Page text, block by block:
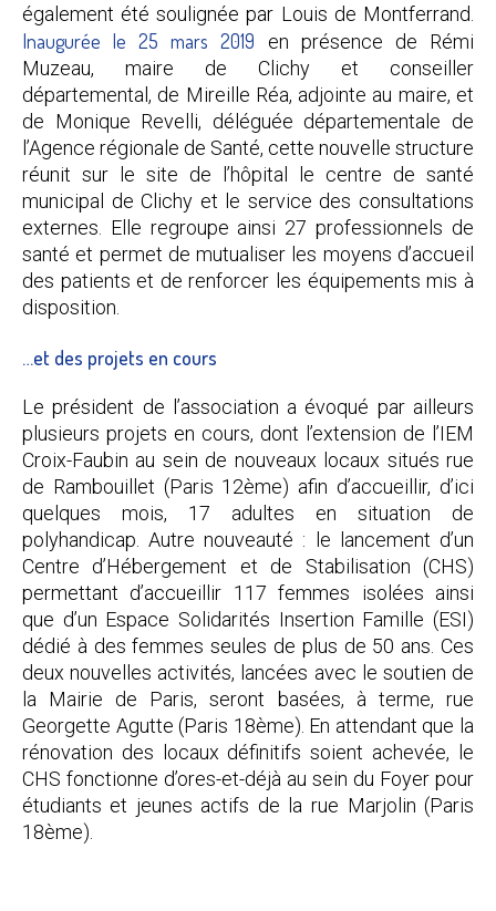
également été soulignée par Louis de Montferrand.
Inaugurée le 25 mars 2019 en présence de Rémi
Muzeau, maire de Clichy et conseiller
départemental, de Mireille Réa, adjointe au maire, et
de Monique Revelli, déléguée départementale de
l’Agence régionale de Santé, cette nouvelle structure
réunit sur le site de l’hôpital le centre de santé
municipal de Clichy et le service des consultations
externes. Elle regroupe ainsi 27 professionnels de
santé et permet de mutualiser les moyens d’accueil
des patients et de renforcer les équipements mis à
disposition.
…et des projets en cours
Le président de l’association a évoqué par ailleurs
plusieurs projets en cours, dont l’extension de l’IEM
Croix-Faubin au sein de nouveaux locaux situés rue
de Rambouillet (Paris 12ème) afin d’accueillir, d’ici
quelques mois, 17 adultes en situation de
polyhandicap. Autre nouveauté : le lancement d’un
Centre d’Hébergement et de Stabilisation (CHS)
permettant d’accueillir 117 femmes isolées ainsi
que d’un Espace Solidarités Insertion Famille (ESI)
dédié à des femmes seules de plus de 50 ans. Ces
deux nouvelles activités, lancées avec le soutien de
la Mairie de Paris, seront basées, à terme, rue
Georgette Agutte (Paris 18ème). En attendant que la
rénovation des locaux définitifs soient achevée, le
CHS fonctionne d’ores-et-déjà au sein du Foyer pour
étudiants et jeunes actifs de la rue Marjolin (Paris
18ème).